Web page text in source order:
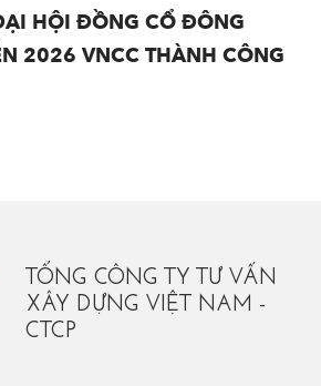
HỘI ĐỒNG CỔ ĐÔNG
2026 VNCC THÀNH CÔNG
TỔNG CÔNG TY TƯ VẤN
XÂY DỰNG VIỆT NAM -
CTCP